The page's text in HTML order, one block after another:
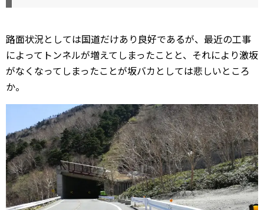
路面状況としては国道だけあり良好であるが、最近の工事
によってトンネルが増えてしまったことと、それにより激坂
がなくなってしまったことが坂バカとしては悲しいところ
か。